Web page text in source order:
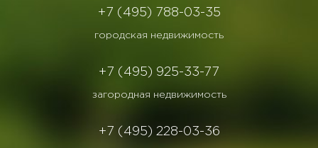
+7 (495) 788-03-35
городская недвижимость
+7 (495) 925-33-77
загородная недвижимость
+7 (495) 228-03-36